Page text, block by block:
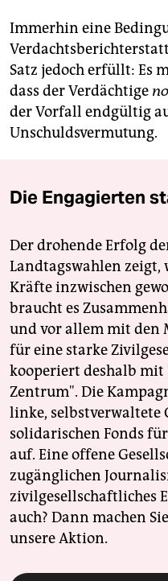
Immerhin eine
Satz jedoch erfüllt: Es
dass der Verdächtige
der Vorfall endgültig
Unschuldsvermutung.
Die Engagierten
Der drohende Erfolg
Landtagswahlen zeigt,
Kräfte inzwischen
braucht es
und vor allem mit den
für eine starke
kooperiert deshalb
Zentrum". Die
linke, selbstverwaltete
solidarischen Fonds
auf. Eine offene
zugänglichen
zivilgesellschaftliches
auch? Dann machen
unsere Aktion.